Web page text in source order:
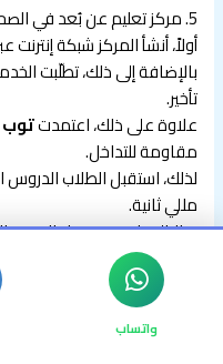
5. مركز تعليم عن بُعد في الصحراء
أولاً، أنشأ المركز شبكة إنترنت
بالإضافة إلى ذلك، تطلّبت
تأخير.
علاوة على ذلك، اعتمدت
مقاومة للتداخل.
مللي ثانية.
الطلاب.
أولاً، استُخدمت تقنية HTS لإرسال إشارات الطوارئ للمناطق النائية.
واتساب